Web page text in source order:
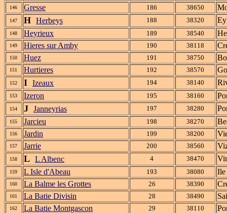
146 Gresse 186 38650
147 H Herbeys 188 38320
148 Heyrieux 189 38540
149 Hieres sur Amby 190 38118
150 Huez 191 38750
151 Hurtieres 192 38570
152 I Izeaux 194 38140
153 Izeron 195 38160
154 J Janneyrias 197 38280
155 Jarcieu 198 38270
156 Jardin 199 38200
157 Jarrie 200 38560
158 L L Albenc 4 38470
159 L Isle d'Abeau 193 38080 Ile
160 La Balme les Grottes 26 38390
161 La Batie Divisin 28 38490
162 La Batie Montgascon 29 38110